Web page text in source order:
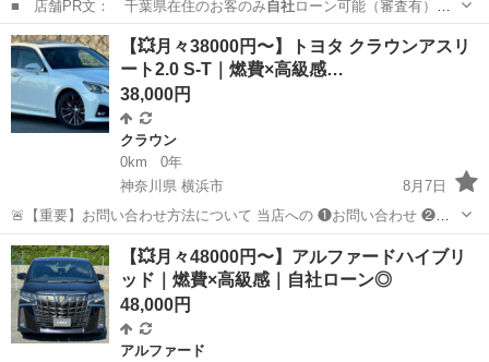
■ 店舗PR文： 千葉県在住のお客のみ自社ローン可能（審査有）
■ 修復歴有無：…
千葉 成田市 タント
【💥月々38000円〜】トヨタ クラウンアスリ
ート2.0 S-T｜燃費×高級感…
38,000円
クラウン
0km
0年
神奈川県 横浜市
8月7日
🚨【重要】お問い合わせ方法について 当店への ❶お問い合わせ ❷ロ
ーン審査 ❸車両のご案内 はすべて 【下記のLINEからのみ受付】とな
ります🙇 ▼こちらからLINE追加 ht...
神奈川 横浜市 クラウン クラウンアスリート
【💥月々48000円〜】アルファードハイブリ
ッド｜燃費×高級感｜自社ローン◎
48,000円
アルファード